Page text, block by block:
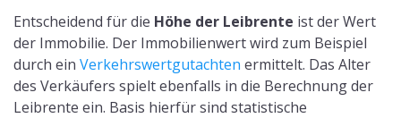
Entscheidend für die Höhe der Leibrente ist der Wert
der Immobilie. Der Immobilienwert wird zum Beispiel
durch ein Verkehrswertgutachten ermittelt. Das Alter
des Verkäufers spielt ebenfalls in die Berechnung der
Leibrente ein. Basis hierfür sind statistische